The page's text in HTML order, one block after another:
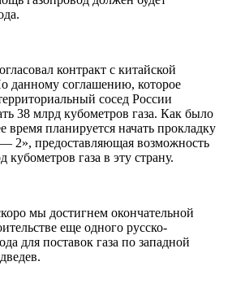
контракт с китайской
данному соглашению, которое
сосед России
38 млрд кубометров газа. Как было
планируется начать прокладку
2», предоставляющая возможность
кубометров газа в эту страну.
мы достигнем окончательной
еще одного русско-
для поставок газа по западной